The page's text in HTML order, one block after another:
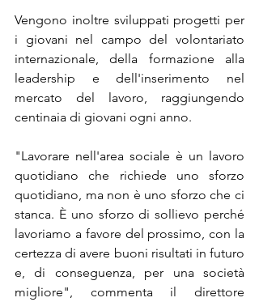
Vengono inoltre sviluppati progetti per
i giovani nel campo del volontariato
internazionale, della formazione alla
leadership e dell'inserimento nel
mercato del lavoro, raggiungendo
centinaia di giovani ogni anno.
"Lavorare nell'area sociale è un lavoro
quotidiano che richiede uno sforzo
quotidiano, ma non è uno sforzo che ci
stanca. È uno sforzo di sollievo perché
lavoriamo a favore del prossimo, con la
certezza di avere buoni risultati in futuro
e, di conseguenza, per una società
migliore", commenta il direttore